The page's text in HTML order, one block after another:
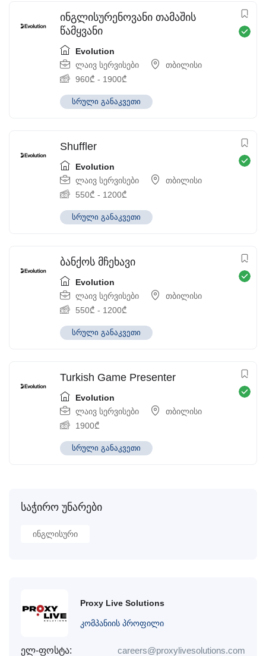
ინგლისურენოვანი თამაშის
წამყვანი
Evolution
ლაივ სერვისები
თბილისი
960₾ - 1900₾
სრული განაკვეთი
Shuffler
Evolution
ლაივ სერვისები
თბილისი
550₾ - 1200₾
სრული განაკვეთი
ბანქოს მჩეხავი
Evolution
ლაივ სერვისები
თბილისი
550₾ - 1200₾
სრული განაკვეთი
Turkish Game Presenter
Evolution
ლაივ სერვისები
თბილისი
1900₾
სრული განაკვეთი
საჭირო უნარები
Ინგლისური
Proxy Live Solutions
კომპანიის პროფილი
ელ-ფოსტა: careers@proxylivesolutions.com